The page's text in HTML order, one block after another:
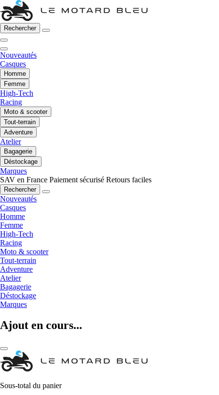
Rechercher
Nouveautés
Casques
Homme
Femme
High-Tech
Racing
Moto & scooter
Tout-terrain
Adventure
Atelier
Bagagerie
Déstockage
Marques
SAV en France Paiement sécurisé Retours faciles
Rechercher
Nouveautés
Casques
Homme
Femme
High-Tech
Racing
Moto & scooter
Tout-terrain
Adventure
Atelier
Bagagerie
Déstockage
Marques
Ajout en cours...
Sous-total du panier